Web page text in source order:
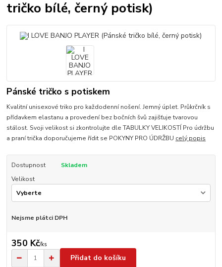
tričko bílé, černý potisk)
Pánské tričko s potiskem
Kvalitní unisexové triko pro každodenní nošení. Jemný úplet. Průkrčník s
přídavkem elastanu a provedení bez bočních švů zajišťuje tvarovou
stálost. Svoji velikost si zkontrolujte dle TABULKY VELIKOSTÍ Pro údržbu
a praní trička doporučujeme řídit se POKYNY PRO ÚDRŽBU celý popis
Dostupnost
Skladem
Velikost
Nejsme plátci DPH
350 Kč/ks
Přidat do košíku